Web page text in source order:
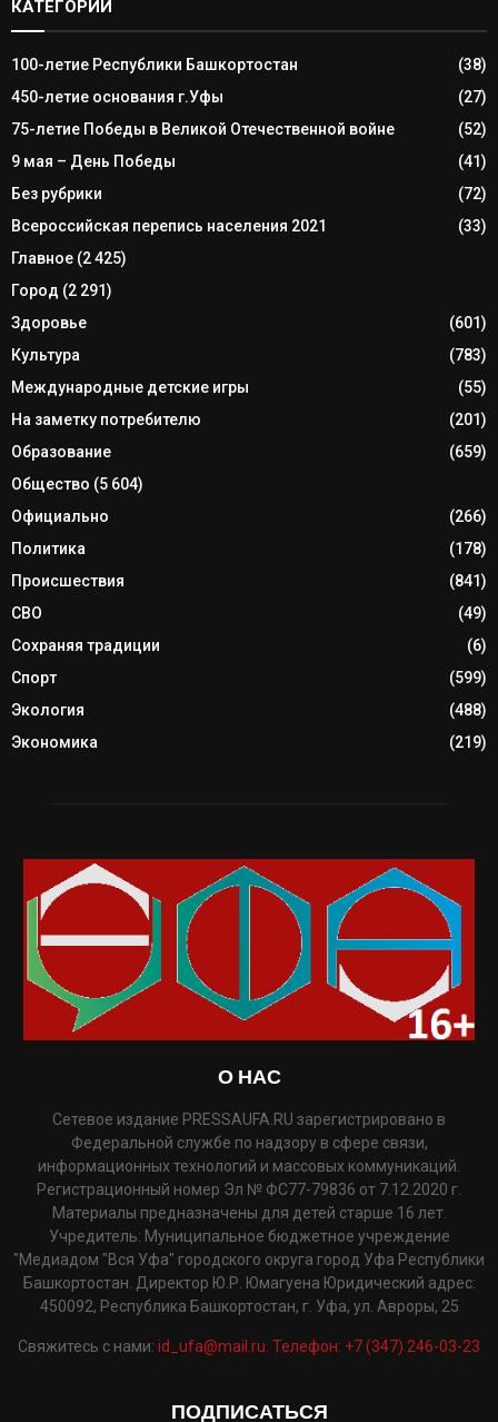
КАТЕГОРИИ
100-летие Республики Башкортостан
(38)
450-летие основания г.Уфы
(27)
75-летие Победы в Великой Отечественной войне
(52)
9 мая – День Победы
(41)
Без рубрики
(72)
Всероссийская перепись населения 2021
(33)
Главное (2 425)
Город (2 291)
Здоровье
(601)
Культура
(783)
Международные детские игры
(55)
На заметку потребителю
(201)
Образование
(659)
Общество (5 604)
Официально
(266)
Политика
(178)
Происшествия
(841)
СВО
(49)
Сохраняя традиции
(6)
Спорт
(599)
Экология
(488)
Экономика
(219)
О НАС
Сетевое издание PRESSAUFA.RU зарегистрировано в
Федеральной службе по надзору в сфере связи,
информационных технологий и массовых коммуникаций.
Регистрационный номер Эл № ФС77-79836 от 7.12.2020 г.
Материалы предназначены для детей старше 16 лет.
Учредитель: Муниципальное бюджетное учреждение
"Медиадом "Вся Уфа" городского округа город Уфа Республики
Башкортостан. Директор Ю.Р. Юмагуена Юридический адрес:
450092, Республика Башкортостан, г. Уфа, ул. Авроры, 25
Свяжитесь с нами: id_ufa@mail.ru. Телефон: +7 (347) 246-03-23
ПОДПИСАТЬСЯ